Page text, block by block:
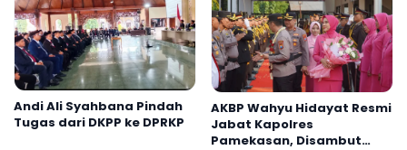
Andi Ali Syahbana Pindah
Tugas dari DKPP ke DPRKP
AKBP Wahyu Hidayat Resmi
Jabat Kapolres
Pamekasan, Disambut